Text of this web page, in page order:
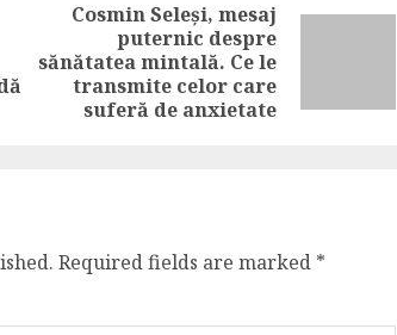
Previous
post:
Next
post:
Cosmin Seleși, mesaj
puternic despre
sănătatea mintală. Ce le
transmite celor care
suferă de anxietate
Required fields are marked *